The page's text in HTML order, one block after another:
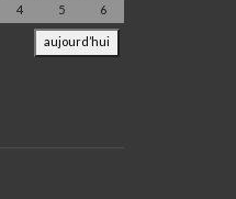
4 5 6
aujourd’hui